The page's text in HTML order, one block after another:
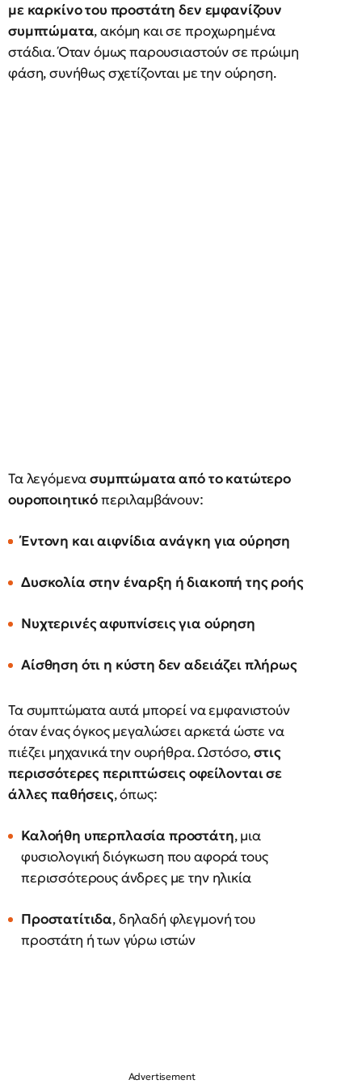
με καρκίνο του προστάτη δεν εμφανίζουν
συμπτώματα, ακόμη και σε προχωρημένα
στάδια. Όταν όμως παρουσιαστούν σε πρώιμη
φάση, συνήθως σχετίζονται με την ούρηση.
Τα λεγόμενασυμπτώματα από το κατώτερο
ουροποιητικόπεριλαμβάνουν:
Έντονη και αιφνίδια ανάγκη για ούρηση
Δυσκολία στην έναρξη ή διακοπή της ροής
Νυχτερινές αφυπνίσεις για ούρηση
Αίσθηση ότι η κύστη δεν αδειάζει πλήρως
Τα συμπτώματα αυτά μπορεί να εμφανιστούν
όταν ένας όγκος μεγαλώσει αρκετά ώστε να
πιέζει μηχανικά την ουρήθρα. Ωστόσο,στις
περισσότερες περιπτώσεις οφείλονται σε
άλλες παθήσεις, όπως:
Καλοήθη υπερπλασία προστάτη, μια
φυσιολογική διόγκωση που αφορά τους
περισσότερους άνδρες με την ηλικία
Προστατίτιδα, δηλαδή φλεγμονή του
προστάτη ή των γύρω ιστών